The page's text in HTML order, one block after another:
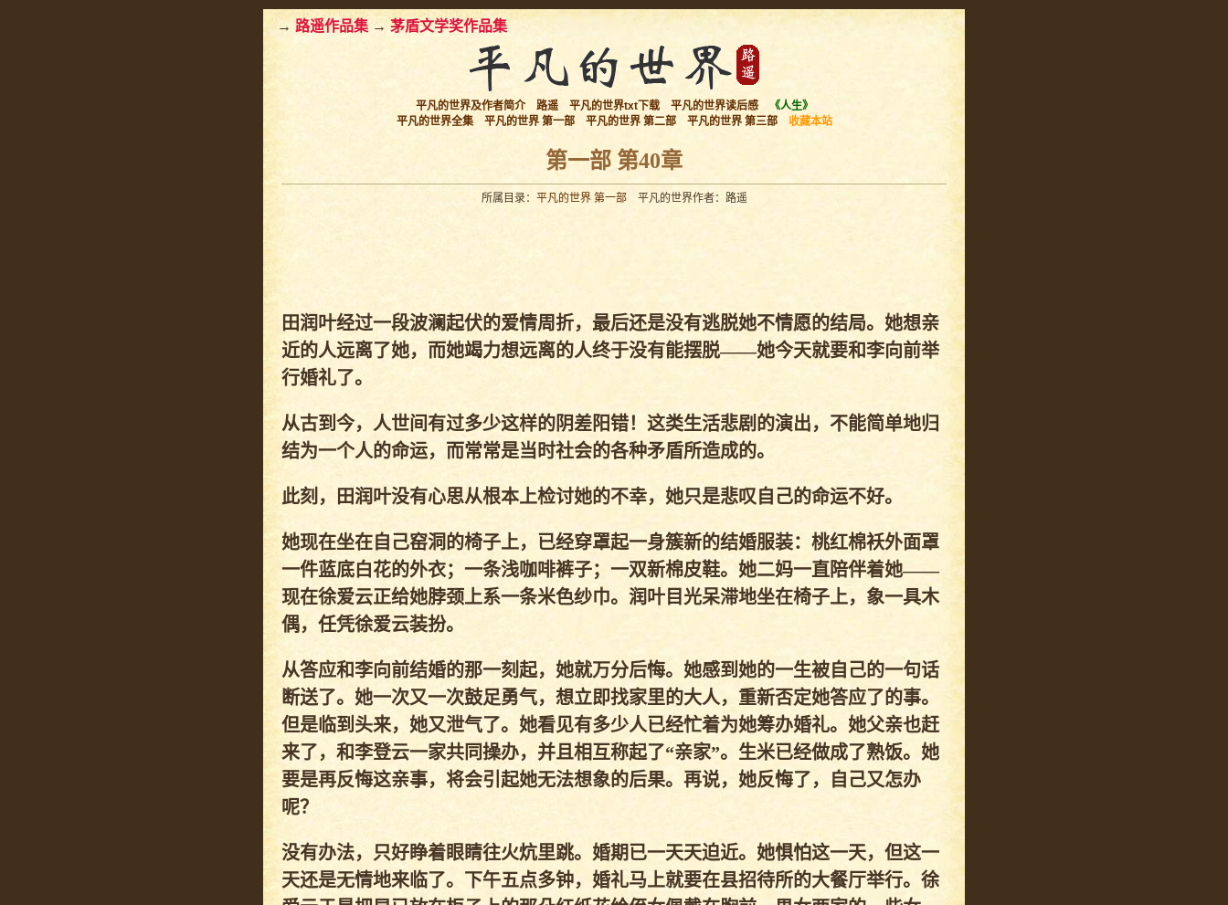
→ 路遥作品集 →茅盾文学奖作品集
平凡的世界及作者简介 路遥 平凡的世界txt下载 平凡的世界读后感
《人生》
平凡的世界全集
平凡的世界 第一部 平凡的世界 第二部 平凡的世界 第三部 收藏本站
第一部 第40章
所属目录： 平凡的世界 第一部平凡的世界作者：路遥
田润叶经过一段波澜起伏的爱情周折，最后还是没有逃脱她不情愿的结局。她想亲
近的人远离了她，而她竭力想远离的人终于没有能摆脱——她今天就要和李向前举
行婚礼了。
从古到今，人世间有过多少这样的阴差阳错！这类生活悲剧的演出，不能简单地归
结为一个人的命运，而常常是当时社会的各种矛盾所造成的。
此刻，田润叶没有心思从根本上检讨她的不幸，她只是悲叹自己的命运不好。
她现在坐在自己窑洞的椅子上，已经穿罩起一身簇新的结婚服装：桃红棉袄外面罩
一件蓝底白花的外衣；一条浅咖啡裤子；一双新棉皮鞋。她二妈一直陪伴着她——
现在徐爱云正给她脖颈上系一条米色纱巾。润叶目光呆滞地坐在椅子上，象一具木
偶，任凭徐爱云装扮。
从答应和李向前结婚的那一刻起，她就万分后悔。她感到她的一生被自己的一句话
断送了。她一次又一次鼓足勇气，想立即找家里的大人，重新否定她答应了的事。
但是临到头来，她又泄气了。她看见有多少人已经忙着为她筹办婚礼。她父亲也赶
来了，和李登云一家共同操办，并且相互称起了“亲家”。生米已经做成了熟饭。她
要是再反悔这亲事，将会引起她无法想象的后果。再说，她反悔了，自己又怎办
呢？
没有办法，只好睁着眼睛往火炕里跳。婚期已一天天迫近。她惧怕这一天，但这一
天还是无情地来临了。下午五点多钟，婚礼马上就要在县招待所的大餐厅举行。徐